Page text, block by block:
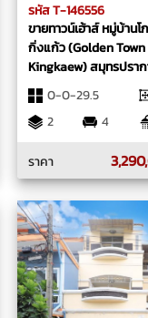
รหัส T-146556
ขายทาวน์เฮ้าส์ หมู่บ้าน
กิ่งแก้ว (Golden
Kingkaew) สมุทรปรา
0-0-29.5
2
4
ราคา